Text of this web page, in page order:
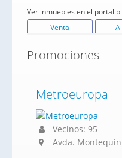
Ver inmuebles en el portal
Venta
Promociones
Metroeuropa
Vecinos: 95
Avda.